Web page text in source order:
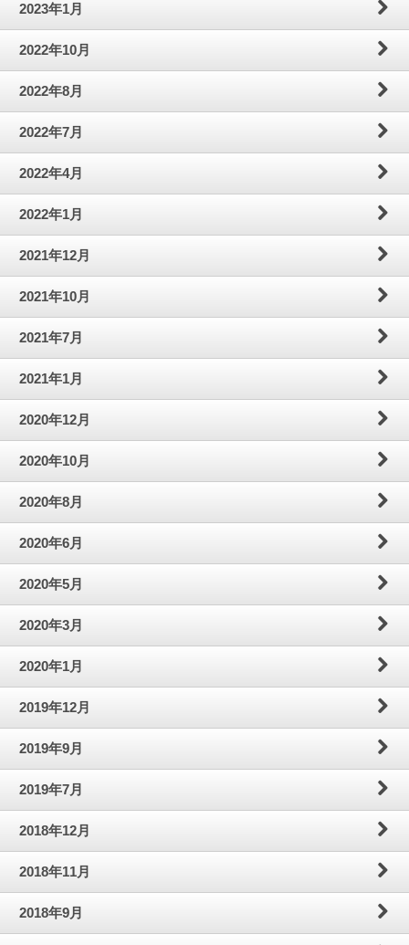
2023年1月
2022年10月
2022年8月
2022年7月
2022年4月
2022年1月
2021年12月
2021年10月
2021年7月
2021年1月
2020年12月
2020年10月
2020年8月
2020年6月
2020年5月
2020年3月
2020年1月
2019年12月
2019年9月
2019年7月
2018年12月
2018年11月
2018年9月